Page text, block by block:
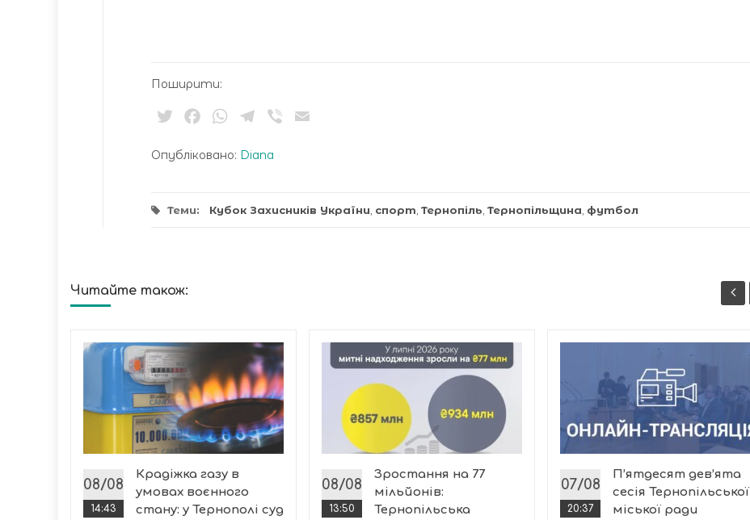
Поширити:
TwitterFacebookWhatsApp
Telegram
Viber
Опубліковано: Diana
Теми: Кубок Захисників України спорт Тернопіль Тернопільщина футбол
Читайте також:
08/08
14:43
Крадіжка газу в
умовах воєнного
стану: у Тернополі суд
08/08
13:50
Зростання на 77
мільйонів:
Тернопільська
07/08
20:37
П’ятдесят дев’ята
сесія Тернопільської
міської ради